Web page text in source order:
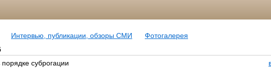
Интервью, публикации, обзоры СМИ
Фотогалерея
суброгации